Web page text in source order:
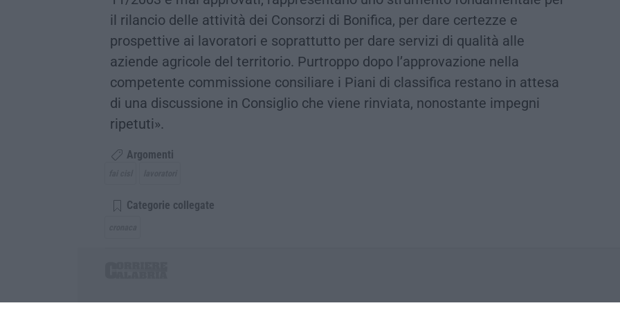
il rilancio delle attività dei Consorzi di Bonifica, per dare certezze e
prospettive ai lavoratori e soprattutto per dare servizi di qualità alle
aziende agricole del territorio. Purtroppo dopo l’approvazione nella
competente commissione consiliare i Piani di classifica restano in attesa
di una discussione in Consiglio che viene rinviata, nonostante impegni
ripetuti».
Argomenti
Categorie collegate